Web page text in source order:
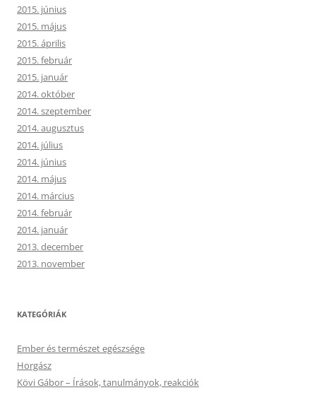
2015. június
2015. május
2015. április
2015. február
2015. január
2014. október
2014. szeptember
2014. augusztus
2014. július
2014. június
2014. május
2014. március
2014. február
2014. január
2013. december
2013. november
KATEGÓRIÁK
Ember és természet egészsége
Horgász
Kövi Gábor – Írások, tanulmányok, reakciók